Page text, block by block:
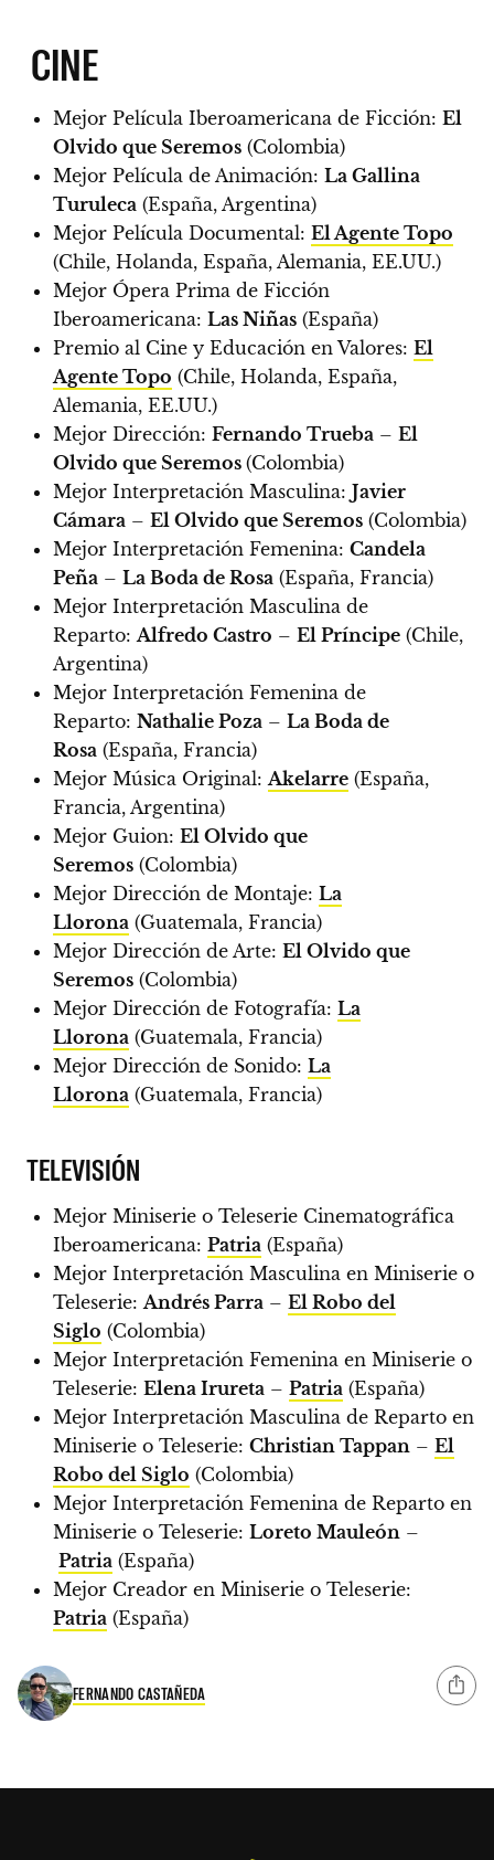
CINE
Mejor Película Iberoamericana de Ficción: El
Olvido que Seremos (Colombia)
Mejor Película de Animación: La Gallina
Turuleca (España, Argentina)
Mejor Película Documental: El Agente Topo
(Chile, Holanda, España, Alemania, EE.UU.)
Mejor Ópera Prima de Ficción
Iberoamericana: Las Niñas (España)
Premio al Cine y Educación en Valores: El
Agente Topo (Chile, Holanda, España,
Alemania, EE.UU.)
Mejor Dirección: Fernando Trueba – El
Olvido que Seremos (Colombia)
Mejor Interpretación Masculina: Javier
Cámara – El Olvido que Seremos (Colombia)
Mejor Interpretación Femenina: Candela
Peña – La Boda de Rosa (España, Francia)
Mejor Interpretación Masculina de
Reparto: Alfredo Castro – El Príncipe (Chile,
Argentina)
Mejor Interpretación Femenina de
Reparto: Nathalie Poza – La Boda de
Rosa (España, Francia)
Mejor Música Original: Akelarre (España,
Francia, Argentina)
Mejor Guion: El Olvido que
Seremos (Colombia)
Mejor Dirección de Montaje: La
Llorona (Guatemala, Francia)
Mejor Dirección de Arte: El Olvido que
Seremos (Colombia)
Mejor Dirección de Fotografía: La
Llorona (Guatemala, Francia)
Mejor Dirección de Sonido: La
Llorona (Guatemala, Francia)
TELEVISIÓN
Mejor Miniserie o Teleserie Cinematográfica
Iberoamericana: Patria (España)
Mejor Interpretación Masculina en Miniserie o
Teleserie: Andrés Parra – El Robo del
Siglo (Colombia)
Mejor Interpretación Femenina en Miniserie o
Teleserie: Elena Irureta – Patria (España)
Mejor Interpretación Masculina de Reparto en
Miniserie o Teleserie: Christian Tappan – El
Robo del Siglo (Colombia)
Mejor Interpretación Femenina de Reparto en
Miniserie o Teleserie: Loreto Mauleón –
Patria (España)
Mejor Creador en Miniserie o Teleserie:
Patria (España)
FERNANDO CASTAÑEDA